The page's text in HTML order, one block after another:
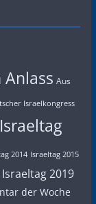
Aus
Israelkongress
Israeltag
2014 Israeltag 2015
Israeltag 2019
der Woche